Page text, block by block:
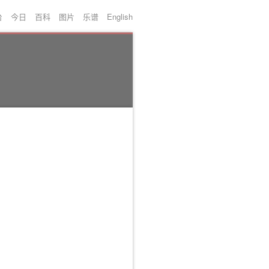
今日 百科 图片 乐谱 English